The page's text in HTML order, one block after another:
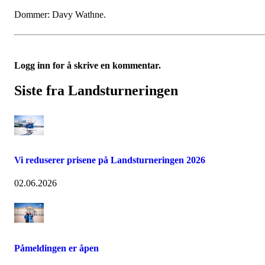
Dommer: Davy Wathne.
Logg inn for å skrive en kommentar.
Siste fra Landsturneringen
Vi reduserer prisene på Landsturneringen 2026
02.06.2026
Påmeldingen er åpen